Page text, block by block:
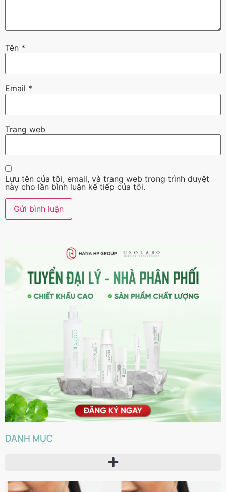
Tên *
Email *
Trang web
Lưu tên của tôi, email, và trang web trong trình duyệt
này cho lần bình luận kế tiếp của tôi.
DANH MỤC